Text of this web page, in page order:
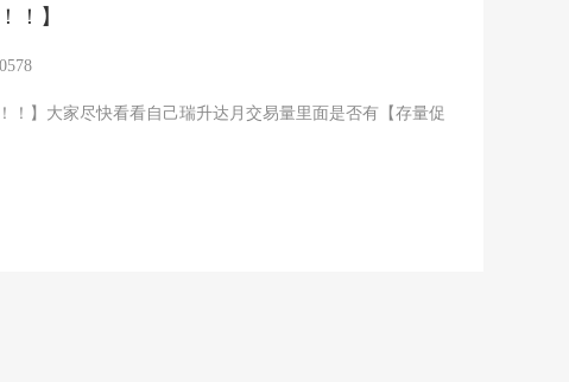
！】
！】大家尽快看看自己瑞升达月交易量里面是否有【存量促